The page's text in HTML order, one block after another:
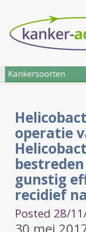
Kankersoorten
operatie
gunstig
recidief
Posted 28/